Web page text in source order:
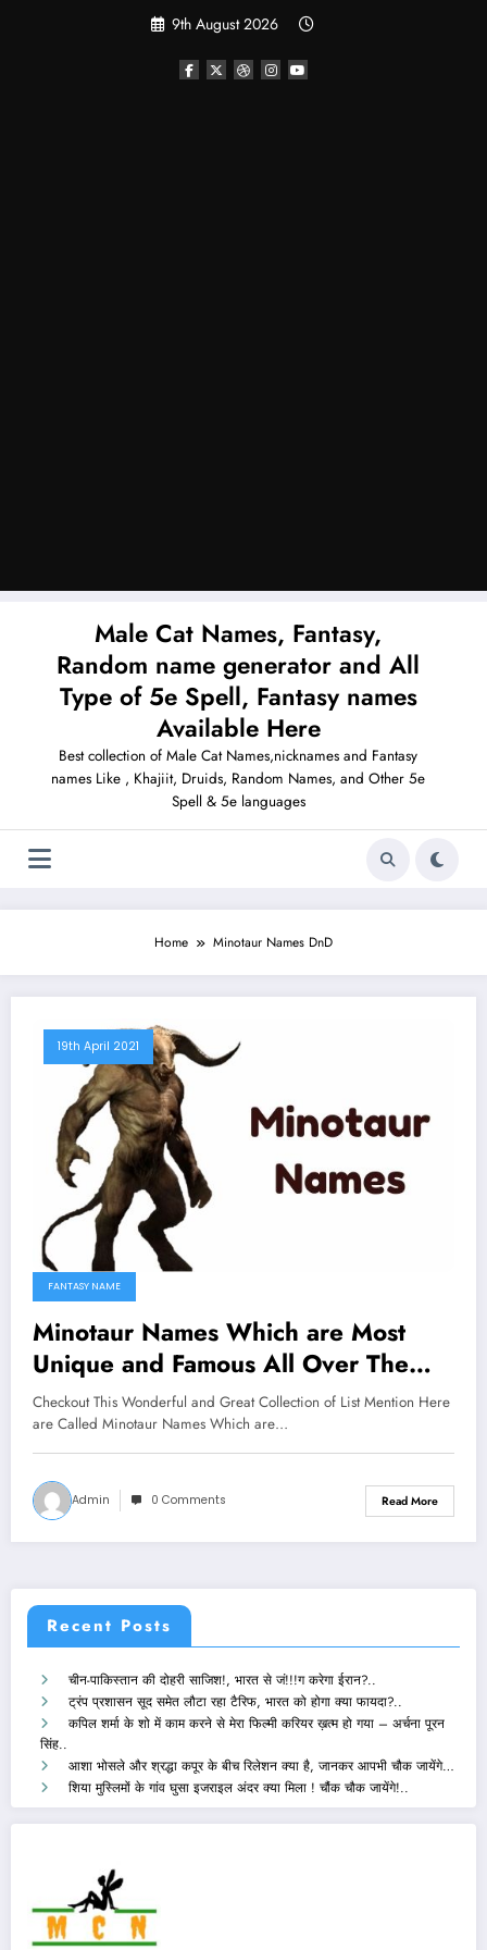
9th August 2026
Male Cat Names, Fantasy,
Random name generator and All
Type of 5e Spell, Fantasy names
Available Here
Best collection of Male Cat Names,nicknames and Fantasy
names Like , Khajiit, Druids, Random Names, and Other 5e
Spell & 5e languages
Home Minotaur Names DnD
19th April 2021
FANTASY NAME
Minotaur Names Which are Most
Unique and Famous All Over The
Worlds
Checkout This Wonderful and Great Collection of List Mention Here
are Called Minotaur Names Which are…
Admin 0 Comments Read More
Recent Posts
चीन-पाकिस्तान की दोहरी साजिश!, भारत से जं!!!ग करेगा ईरान?..
ट्रंप प्रशासन सूद समेत लौटा रहा टैरिफ, भारत को होगा क्या फायदा?..
कपिल शर्मा के शो में काम करने से मेरा फिल्मी करियर ख़त्म हो गया – अर्चना पूरन
सिंह..
आशा भोसले और श्रद्धा कपूर के बीच रिलेशन क्या है, जानकर आपभी चौक जायेंगे…
शिया मुस्लिमों के गांव घुसा इजराइल अंदर क्या मिला ! चौंक चौक जायेंगे!..